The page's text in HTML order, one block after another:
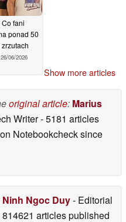
na PS526/06/2026
Co fani
ponad 50
26/06/2026
Show more articles
original article: Marius
Writer- 5181 articles
Notebookchecksince
Ninh Ngoc Duy- Editorial
814621 articles published